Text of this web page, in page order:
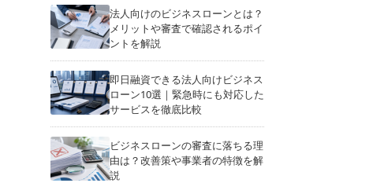
法人向けのビジネスローンとは？
メリットや審査で確認されるポイ
ントを解説
即日融資できる法人向けビジネス
ローン10選｜緊急時にも対応した
サービスを徹底比較
ビジネスローンの審査に落ちる理
由は？改善策や事業者の特徴を解
説